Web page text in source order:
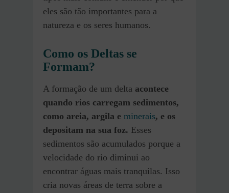
eles são tão importantes para a
natureza e os seres humanos.
Como os Deltas se
Formam?
A formação de um delta acontece
quando rios carregam sedimentos,
como areia, argila e minerais, e os
depositam na sua foz. Esses
sedimentos são acumulados porque a
velocidade do rio diminui ao
encontrar águas mais tranquilas. Isso
cria novas áreas de terra sobre a